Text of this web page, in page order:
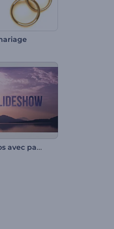
Diaporama de photos avec parallaxe